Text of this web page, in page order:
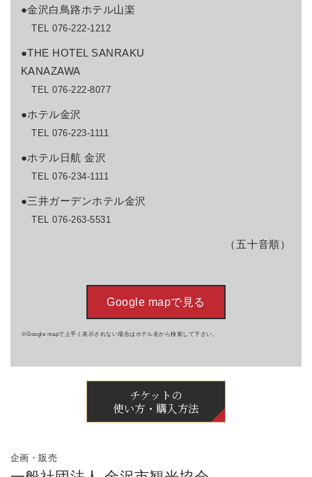
●金沢白鳥路ホテル山楽
TEL 076-222-1212
●THE HOTEL SANRAKU
KANAZAWA
TEL 076-222-8077
●ホテル金沢
TEL 076-223-1111
●ホテル日航 金沢
TEL 076-234-1111
●三井ガーデンホテル金沢
TEL 076-263-5531
（五十音順）
Google mapで見る
※Google mapで上手く表示されない場合はホテル名から検索して下さい。
チケットの
使い方・購入方法
企画・販売